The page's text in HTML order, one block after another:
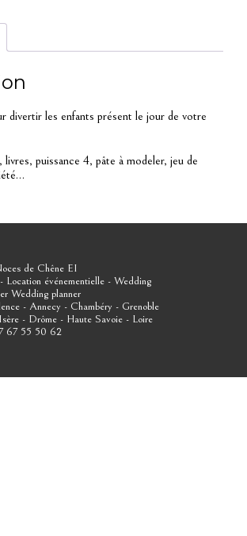
divertir les enfants présent le jour de votre
puissance 4, pâte à modeler, jeu de
de Chêne EI
Location événementielle - Wedding
Wedding planner
- Annecy - Chambéry - Grenoble
- Drôme - Haute Savoie - Loire
67 55 50 62